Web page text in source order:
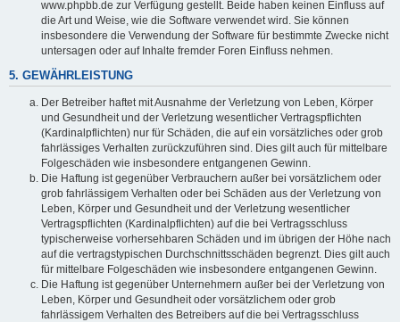
www.phpbb.de zur Verfügung gestellt. Beide haben keinen Einfluss auf
die Art und Weise, wie die Software verwendet wird. Sie können
insbesondere die Verwendung der Software für bestimmte Zwecke nicht
untersagen oder auf Inhalte fremder Foren Einfluss nehmen.
5. GEWÄHRLEISTUNG
Der Betreiber haftet mit Ausnahme der Verletzung von Leben, Körper
und Gesundheit und der Verletzung wesentlicher Vertragspflichten
(Kardinalpflichten) nur für Schäden, die auf ein vorsätzliches oder grob
fahrlässiges Verhalten zurückzuführen sind. Dies gilt auch für mittelbare
Folgeschäden wie insbesondere entgangenen Gewinn.
Die Haftung ist gegenüber Verbrauchern außer bei vorsätzlichem oder
grob fahrlässigem Verhalten oder bei Schäden aus der Verletzung von
Leben, Körper und Gesundheit und der Verletzung wesentlicher
Vertragspflichten (Kardinalpflichten) auf die bei Vertragsschluss
typischerweise vorhersehbaren Schäden und im übrigen der Höhe nach
auf die vertragstypischen Durchschnittsschäden begrenzt. Dies gilt auch
für mittelbare Folgeschäden wie insbesondere entgangenen Gewinn.
Die Haftung ist gegenüber Unternehmern außer bei der Verletzung von
Leben, Körper und Gesundheit oder vorsätzlichem oder grob
fahrlässigem Verhalten des Betreibers auf die bei Vertragsschluss